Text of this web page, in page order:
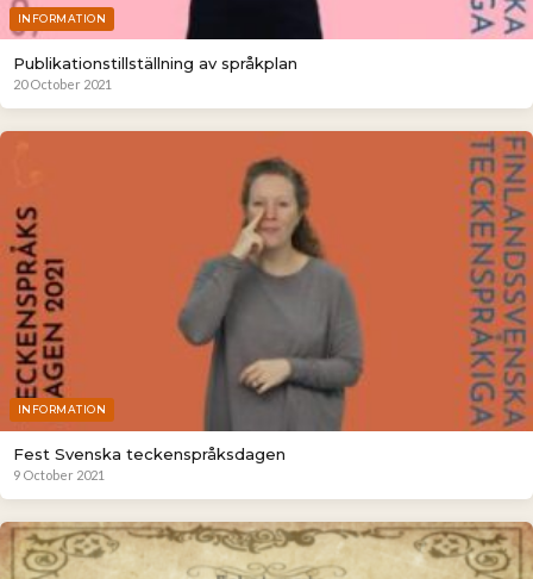
INFORMATION
Publikationstillställning av språkplan
20 October 2021
INFORMATION
Fest Svenska teckenspråksdagen
9 October 2021